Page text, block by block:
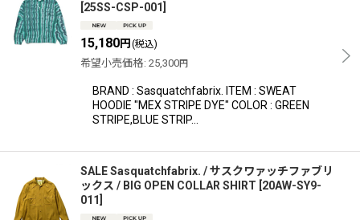
25SS-CSP-001
15,180円 (税込)
希望小売価格: 25,300円
BRAND : Sasquatchfabrix. ITEM : SWEAT
HOODIE "MEX STRIPE DYE" COLOR : GREEN
STRIPE,BLUE STRIP…
SALE Sasquatchfabrix. / サスクワァッチファブリ
ックス / BIG OPEN COLLAR SHIRT 20AW-SY9-
011